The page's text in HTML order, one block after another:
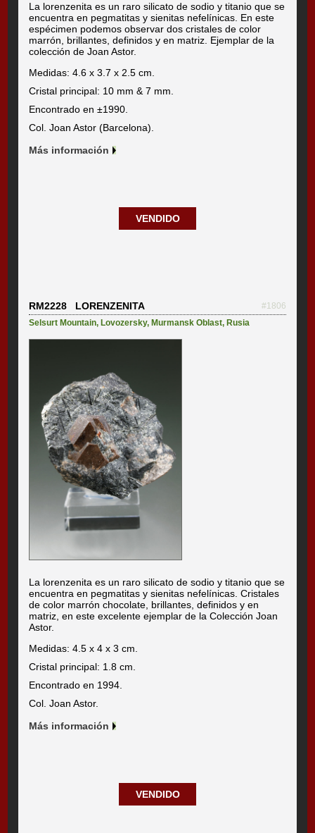
La lorenzenita es un raro silicato de sodio y titanio que se
encuentra en pegmatitas y sienitas nefelínicas. En este
espécimen podemos observar dos cristales de color
marrón, brillantes, definidos y en matriz. Ejemplar de la
colección de Joan Astor.
Medidas: 4.6 x 3.7 x 2.5 cm.
Cristal principal: 10 mm & 7 mm.
Encontrado en ±1990.
Col. Joan Astor (Barcelona).
Más información
VENDIDO
RM2228 LORENZENITA
#1806
Selsurt Mountain, Lovozersky, Murmansk Oblast, Rusia
La lorenzenita es un raro silicato de sodio y titanio que se
encuentra en pegmatitas y sienitas nefelínicas. Cristales
de color marrón chocolate, brillantes, definidos y en
matriz, en este excelente ejemplar de la Colección Joan
Astor.
Medidas: 4.5 x 4 x 3 cm.
Cristal principal: 1.8 cm.
Encontrado en 1994.
Col. Joan Astor.
Más información
VENDIDO